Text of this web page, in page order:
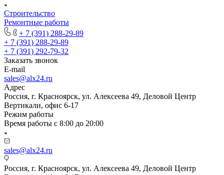
Строительство
Ремонтные работы
+ 7 (391) 288-29-89
+ 7 (391) 288-29-89
+ 7 (391) 292-79-32
Заказать звонок
E-mail
sales@alx24.ru
Адрес
Россия, г. Красноярск, ул. Алексеева 49, Деловой Центр
Вертикали, офис 6-17
Режим работы
Время работы с 8:00 до 20:00
sales@alx24.ru
Россия, г. Красноярск, ул. Алексеева 49, Деловой Центр